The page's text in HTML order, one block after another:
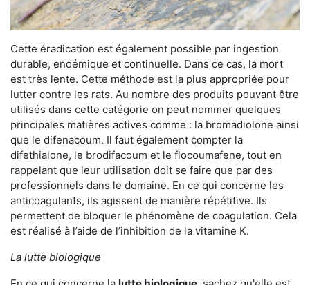
Cette éradication est également possible par ingestion
durable, endémique et continuelle. Dans ce cas, la mort
est très lente. Cette méthode est la plus appropriée pour
lutter contre les rats. Au nombre des produits pouvant être
utilisés dans cette catégorie on peut nommer quelques
principales matières actives comme : la bromadiolone ainsi
que le difenacoum. Il faut également compter la
difethialone, le brodifacoum et le flocoumafene, tout en
rappelant que leur utilisation doit se faire que par des
professionnels dans le domaine. En ce qui concerne les
anticoagulants, ils agissent de manière répétitive. Ils
permettent de bloquer le phénomène de coagulation. Cela
est réalisé à l’aide de l’inhibition de la vitamine K.
La lutte biologique